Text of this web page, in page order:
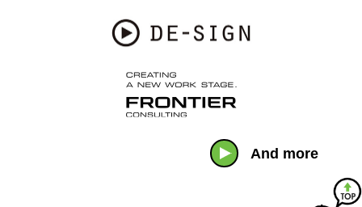
And more